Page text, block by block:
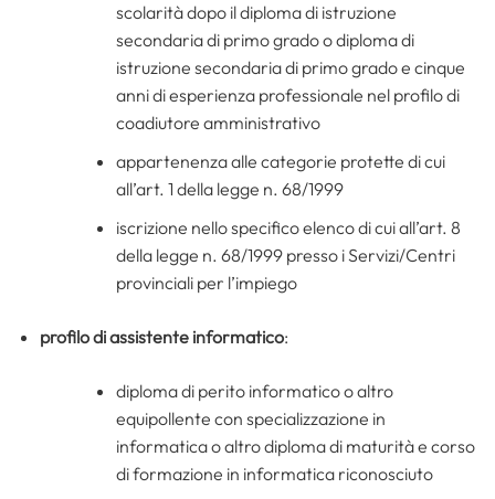
scolarità dopo il diploma di istruzione
secondaria di primo grado o diploma di
istruzione secondaria di primo grado e cinque
anni di esperienza professionale nel profilo di
coadiutore amministrativo
appartenenza alle categorie protette di cui
all’art. 1 della legge n. 68/1999
iscrizione nello specifico elenco di cui all’art. 8
della legge n. 68/1999 presso i Servizi/Centri
provinciali per l’impiego
profilo di assistente informatico:
diploma di perito informatico o altro
equipollente con specializzazione in
informatica o altro diploma di maturità e corso
di formazione in informatica riconosciuto